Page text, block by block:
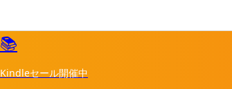
📚
Kindleセール開催中